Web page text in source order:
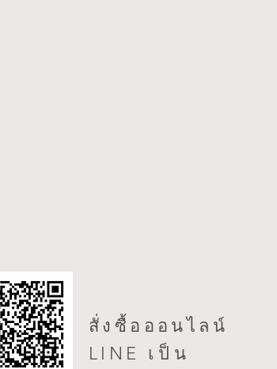
สั่งซื้อออนไลน์
LINE เป็น